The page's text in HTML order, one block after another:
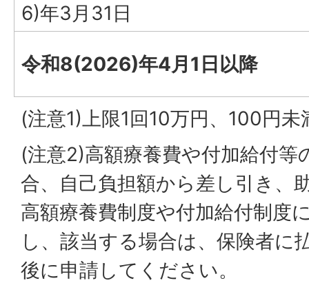
6)年3月31日
令和8(2026)年4月1日以降
(注意1)上限1回10万円、100円未
(注意2)高額療養費や付加給付等
合、自己負担額から差し引き、
高額療養費制度や付加給付制度
し、該当する場合は、保険者に
後に申請してください。